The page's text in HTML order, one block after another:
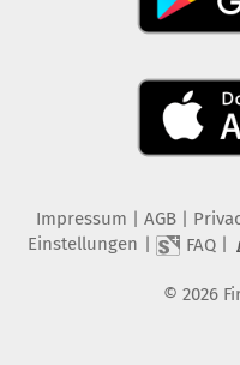
Impressum AGB
Einstellungen
FAQ|
© 2026